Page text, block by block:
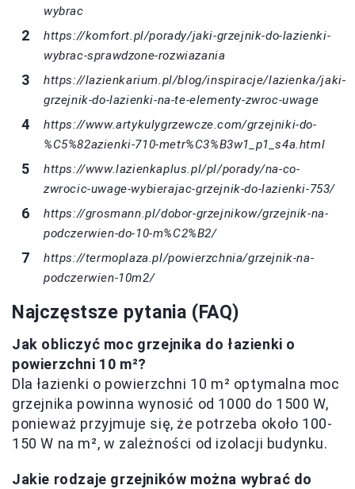
wybrac
https://komfort.pl/porady/jaki-grzejnik-do-lazienki-
wybrac-sprawdzone-rozwiazania
https://lazienkarium.pl/blog/inspiracje/lazienka/jaki-
grzejnik-do-lazienki-na-te-elementy-zwroc-uwage
https://www.artykulygrzewcze.com/grzejniki-do-
%C5%82azienki-710-metr%C3%B3w1_p1_s4a.html
https://www.lazienkaplus.pl/pl/porady/na-co-
zwrocic-uwage-wybierajac-grzejnik-do-lazienki-753/
https://grosmann.pl/dobor-grzejnikow/grzejnik-na-
podczerwien-do-10-m%C2%B2/
https://termoplaza.pl/powierzchnia/grzejnik-na-
podczerwien-10m2/
Najczęstsze pytania (FAQ)
Jak obliczyć moc grzejnika do łazienki o
powierzchni 10 m²?
Dla łazienki o powierzchni 10 m² optymalna moc
grzejnika powinna wynosić od 1000 do 1500 W,
ponieważ przyjmuje się, że potrzeba około 100-
150 W na m², w zależności od izolacji budynku.
Jakie rodzaje grzejników można wybrać do